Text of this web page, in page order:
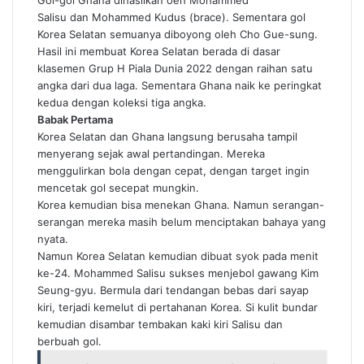
Salisu dan Mohammed Kudus (brace). Sementara gol
Korea Selatan semuanya diboyong oleh Cho Gue-sung.
Hasil ini membuat Korea Selatan berada di dasar
klasemen Grup H Piala Dunia 2022 dengan raihan satu
angka dari dua laga. Sementara Ghana naik ke peringkat
kedua dengan koleksi tiga angka.
Babak Pertama
Korea Selatan dan Ghana langsung berusaha tampil
menyerang sejak awal pertandingan. Mereka
menggulirkan bola dengan cepat, dengan target ingin
mencetak gol secepat mungkin.
Korea kemudian bisa menekan Ghana. Namun serangan-
serangan mereka masih belum menciptakan bahaya yang
nyata.
Namun Korea Selatan kemudian dibuat syok pada menit
ke-24. Mohammed Salisu sukses menjebol gawang Kim
Seung-gyu. Bermula dari tendangan bebas dari sayap
kiri, terjadi kemelut di pertahanan Korea. Si kulit bundar
kemudian disambar tembakan kaki kiri Salisu dan
berbuah gol.